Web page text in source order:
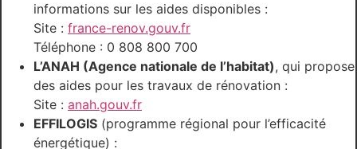
informations sur les aides disponibles :
Site : france-renov.gouv.fr
Téléphone : 0 808 800 700
L’ANAH (Agence nationale de l’habitat), qui propose
des aides pour les travaux de rénovation :
Site : anah.gouv.fr
EFFILOGIS (programme régional pour l’efficacité
énergétique) :